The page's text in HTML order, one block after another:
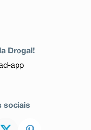
Drogal!
sociais